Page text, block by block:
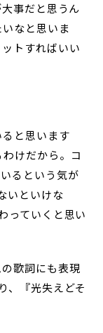
事だと思うん
なと思いま
トすればいい
と思います
けだから。コ
るという気が
いといけな
っていくと思い
歌詞にも表現
、『光失えどそ